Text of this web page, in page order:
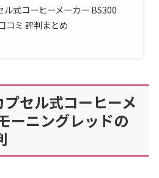
ル式コーヒーメーカー BS300
コミ 評判まとめ
セル式コーヒーメ
ーニングレッドの